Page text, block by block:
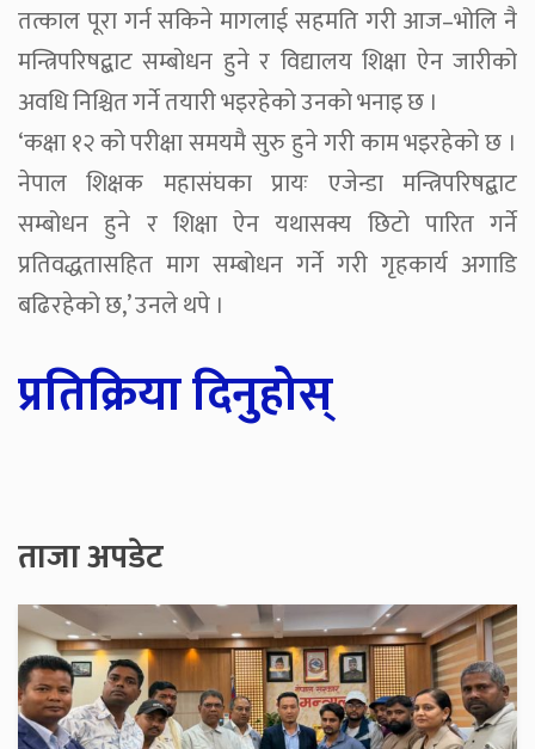
तत्काल पूरा गर्न सकिने मागलाई सहमति गरी आज–भोलि नै
मन्त्रिपरिषद्बाट सम्बोधन हुने र विद्यालय शिक्षा ऐन जारीको
अवधि निश्चित गर्ने तयारी भइरहेको उनको भनाइ छ ।
‘कक्षा १२ को परीक्षा समयमै सुरु हुने गरी काम भइरहेको छ ।
नेपाल शिक्षक महासंघका प्रायः एजेन्डा मन्त्रिपरिषद्बाट
सम्बोधन हुने र शिक्षा ऐन यथासक्य छिटो पारित गर्ने
प्रतिवद्धतासहित माग सम्बोधन गर्ने गरी गृहकार्य अगाडि
बढिरहेको छ,’ उनले थपे ।
प्रतिक्रिया दिनुहोस्
ताजा अपडेट